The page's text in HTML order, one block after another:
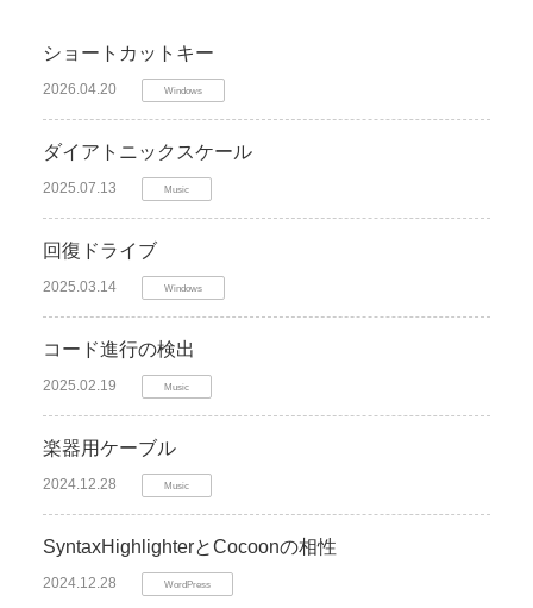
ショートカットキー
2026.04.20 Windows
ダイアトニックスケール
2025.07.13 Music
回復ドライブ
2025.03.14 Windows
コード進行の検出
2025.02.19 Music
楽器用ケーブル
2024.12.28 Music
SyntaxHighlighterとCocoonの相性
2024.12.28 WordPress